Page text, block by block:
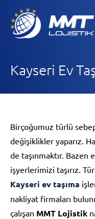
Kayseri Ev
Birçoğumuz türlü
değişiklikler yaparız.
de taşınmaktır. Bazen
işyerlerimizi taşırız.
Kayseri ev taşıma
nakliyat firmaları
çalışan MMT Lojistik